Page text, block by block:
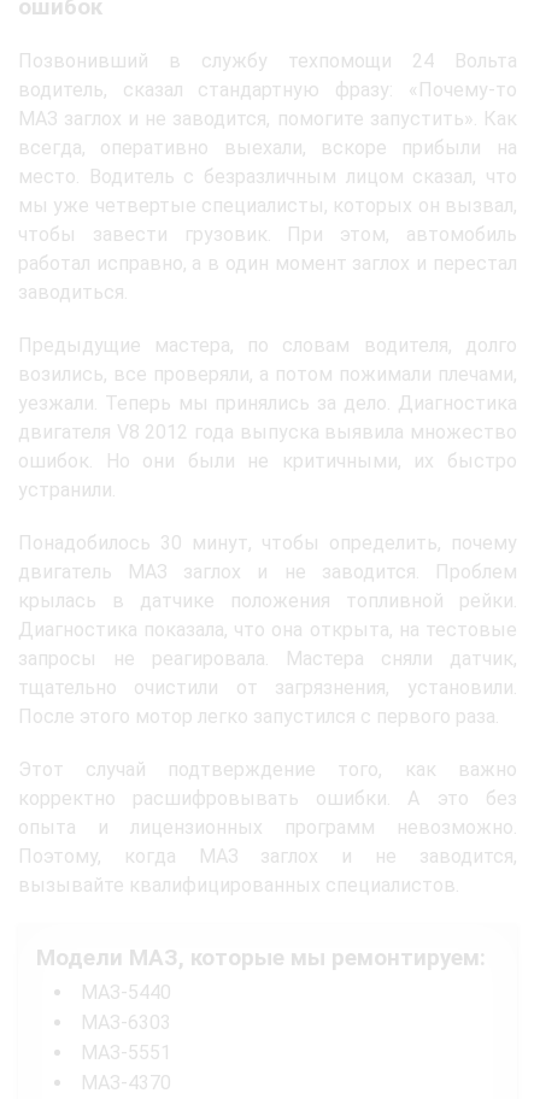
ошибок
Позвонивший в службу техпомощи 24 Вольта
водитель, сказал стандартную фразу: «Почему-то
МАЗ заглох и не заводится, помогите запустить». Как
всегда, оперативно выехали, вскоре прибыли на
место. Водитель с безразличным лицом сказал, что
мы уже четвертые специалисты, которых он вызвал,
чтобы завести грузовик. При этом, автомобиль
работал исправно, а в один момент заглох и перестал
заводиться.
Предыдущие мастера, по словам водителя, долго
возились, все проверяли, а потом пожимали плечами,
уезжали. Теперь мы принялись за дело. Диагностика
двигателя V8 2012 года выпуска выявила множество
ошибок. Но они были не критичными, их быстро
устранили.
Понадобилось 30 минут, чтобы определить, почему
двигатель МАЗ заглох и не заводится. Проблем
крылась в датчике положения топливной рейки.
Диагностика показала, что она открыта, на тестовые
запросы не реагировала. Мастера сняли датчик,
тщательно очистили от загрязнения, установили.
После этого мотор легко запустился с первого раза.
Этот случай подтверждение того, как важно
корректно расшифровывать ошибки. А это без
опыта и лицензионных программ невозможно.
Поэтому, когда МАЗ заглох и не заводится,
вызывайте квалифицированных специалистов.
Модели МАЗ, которые мы ремонтируем:
МАЗ-5440
МАЗ-6303
МАЗ-5551
МАЗ-4370